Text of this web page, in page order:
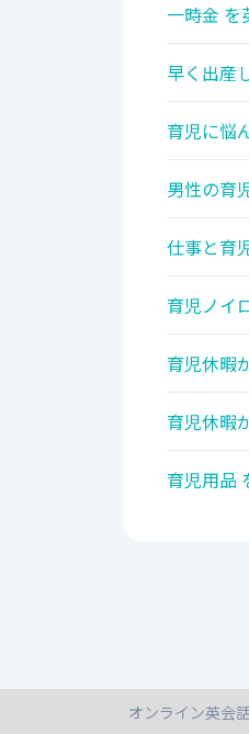
一時金 を
早く出産
育児に悩
男性の育
仕事と育
育児ノイ
育児休暇
育児休暇
育児用品
オンライン英会